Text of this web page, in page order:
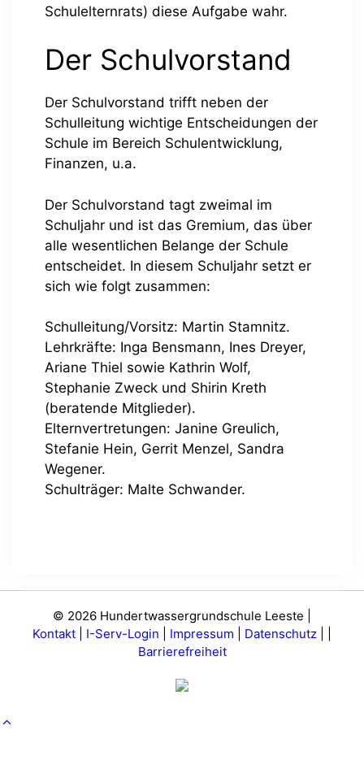
Schulelternrats) diese Aufgabe wahr.
Der Schulvorstand
Der Schulvorstand trifft neben der
Schulleitung wichtige Entscheidungen der
Schule im Bereich Schulentwicklung,
Finanzen, u.a.
Der Schulvorstand tagt zweimal im
Schuljahr und ist das Gremium, das über
alle wesentlichen Belange der Schule
entscheidet. In diesem Schuljahr setzt er
sich wie folgt zusammen:
Schulleitung/Vorsitz: Martin Stamnitz.
Lehrkräfte: Inga Bensmann, Ines Dreyer,
Ariane Thiel sowie Kathrin Wolf,
Stephanie Zweck und Shirin Kreth
(beratende Mitglieder).
Elternvertretungen: Janine Greulich,
Stefanie Hein, Gerrit Menzel, Sandra
Wegener.
Schulträger: Malte Schwander.
© 2026 Hundertwassergrundschule Leeste |
Kontakt
I-Serv-Login Impressum Datenschutz
Barrierefreiheit